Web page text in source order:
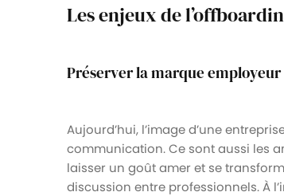
Les enjeux de
Préserver la marque employeur
Aujourd’hui, l’image d’une
communication. Ce sont aussi les
laisser un goût amer et se
discussion entre professionnels. À